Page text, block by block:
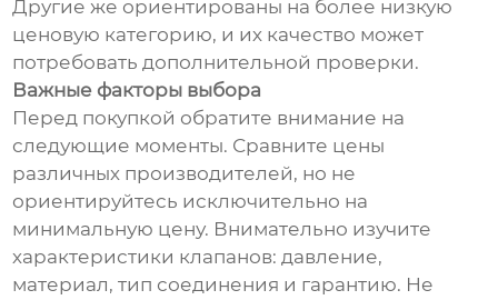
Другие же ориентированы на более низкую
ценовую категорию, и их качество может
потребовать дополнительной проверки.
Важные факторы выбора
Перед покупкой обратите внимание на
следующие моменты. Сравните цены
различных производителей, но не
ориентируйтесь исключительно на
минимальную цену. Внимательно изучите
характеристики клапанов: давление,
материал, тип соединения и гарантию. Не